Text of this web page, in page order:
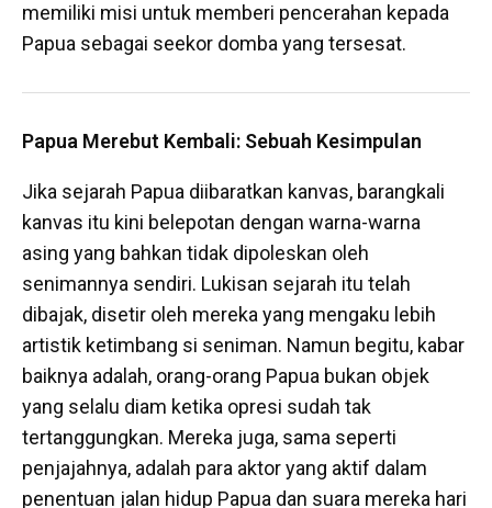
memiliki misi untuk memberi pencerahan kepada
Papua sebagai seekor domba yang tersesat.
Papua Merebut Kembali: Sebuah Kesimpulan
Jika sejarah Papua diibaratkan kanvas, barangkali
kanvas itu kini belepotan dengan warna-warna
asing yang bahkan tidak dipoleskan oleh
senimannya sendiri. Lukisan sejarah itu telah
dibajak, disetir oleh mereka yang mengaku lebih
artistik ketimbang si seniman. Namun begitu, kabar
baiknya adalah, orang-orang Papua bukan objek
yang selalu diam ketika opresi sudah tak
tertanggungkan. Mereka juga, sama seperti
penjajahnya, adalah para aktor yang aktif dalam
penentuan jalan hidup Papua dan suara mereka hari